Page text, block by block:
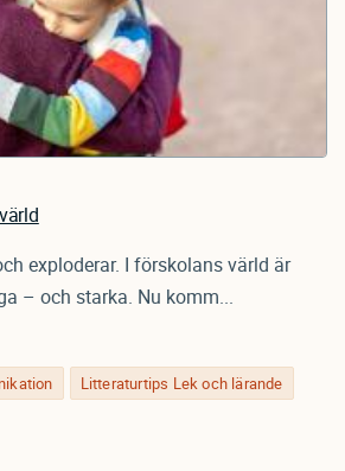
Litteraturtips Lek och lärande
exploderar. I förskolans värld är
– och starka. Nu komm...